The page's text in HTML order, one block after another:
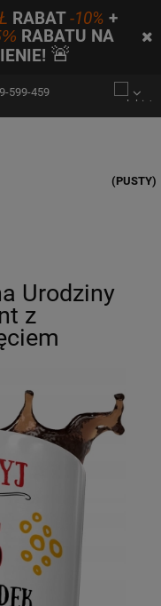
RABAT-10% +
RABATU NA
🚨
599-459
(PUSTY)
Urodziny
z